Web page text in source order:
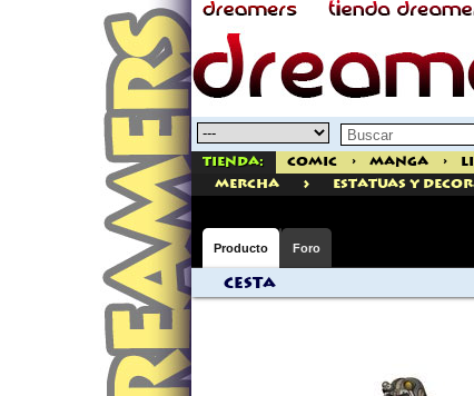
Tienda: Comic > Manga >
mercha
> ESTATUAS Y
Producto Foro
Cesta